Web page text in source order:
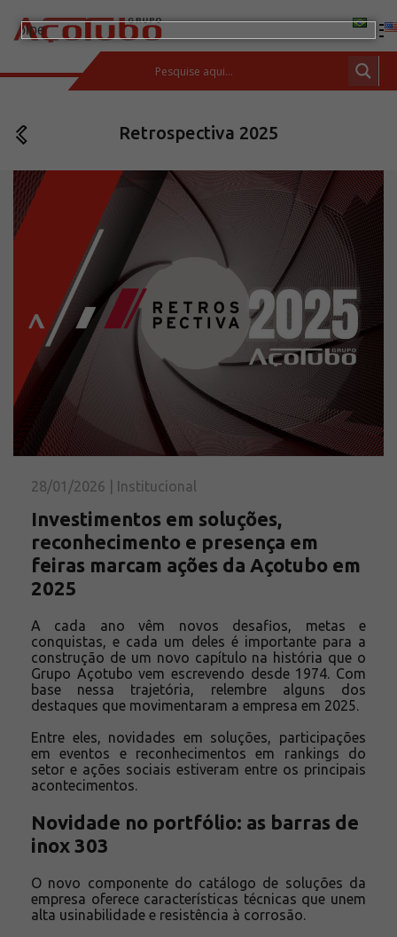
ESPAÇO DO CLIENTE
Produtos
Tubos de aço carbono
Barras de Aço Carbono
Conexões e flanges
Aços Inoxidáveis
Soluções integradas
Incotep – Sistemas de Ancoragem
Calculadora
Download
Solicite um orçamento
Sobre a Açotubo
Qualidade
Planos de Financiamento
Compliance e LGPD
Ouvidoria
Blog
ESG
Trabalhe conosco
Retrospectiva 2025
28/01/2026 | Institucional
Investimentos em soluções,
reconhecimento e presença em
feiras marcam ações da Açotubo em
2025
A cada ano vêm novos desafios, metas e
conquistas, e cada um deles é importante para a
construção de um novo capítulo na história que o
Grupo Açotubo vem escrevendo desde 1974. Com
base nessa trajetória, relembre alguns dos
destaques que movimentaram a empresa em 2025.
Entre eles, novidades em soluções, participações
em eventos e reconhecimentos em rankings do
setor e ações sociais estiveram entre os principais
acontecimentos.
Novidade no portfólio: as barras de
inox 303
O novo componente do catálogo de soluções da
empresa oferece características técnicas que unem
alta usinabilidade e resistência à corrosão.